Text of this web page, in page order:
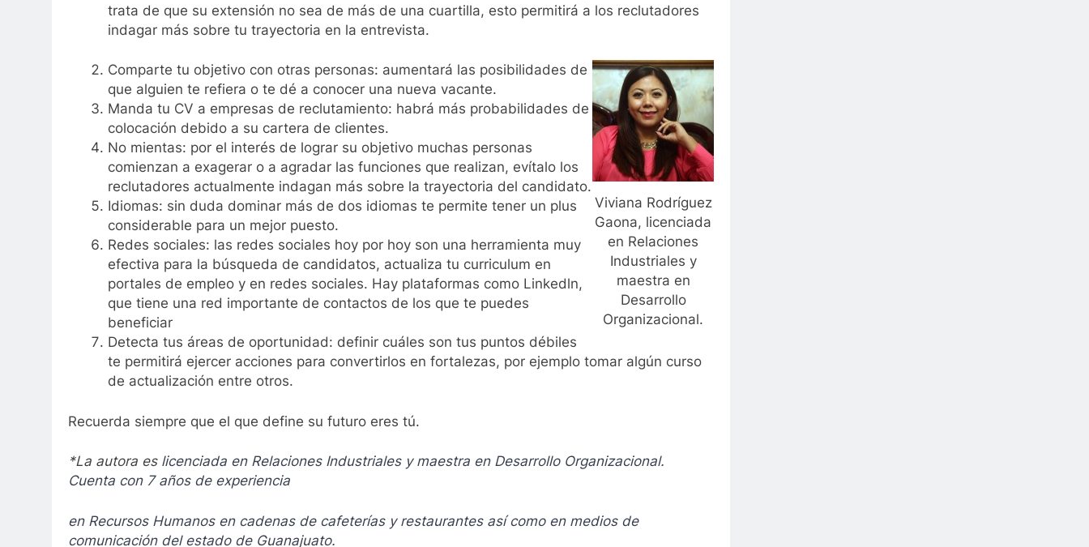
trata de que su extensión no sea de más de una cuartilla, esto permitirá a los reclutadores
indagar más sobre tu trayectoria en la entrevista.
Viviana Rodríguez
Gaona, licenciada
en Relaciones
Industriales y
maestra en
Desarrollo
Organizacional.
Comparte tu objetivo con otras personas: aumentará las posibilidades de
que alguien te refiera o te dé a conocer una nueva vacante.
Manda tu CV a empresas de reclutamiento: habrá más probabilidades de
colocación debido a su cartera de clientes.
No mientas: por el interés de lograr su objetivo muchas personas
comienzan a exagerar o a agradar las funciones que realizan, evítalo los
reclutadores actualmente indagan más sobre la trayectoria del candidato.
Idiomas: sin duda dominar más de dos idiomas te permite tener un plus
considerable para un mejor puesto.
Redes sociales: las redes sociales hoy por hoy son una herramienta muy
efectiva para la búsqueda de candidatos, actualiza tu curriculum en
portales de empleo y en redes sociales. Hay plataformas como Linkedln,
que tiene una red importante de contactos de los que te puedes
beneficiar
Detecta tus áreas de oportunidad: definir cuáles son tus puntos débiles
te permitirá ejercer acciones para convertirlos en fortalezas, por ejemplo tomar algún curso
de actualización entre otros.
Recuerda siempre que el que define su futuro eres tú.
*La autora eslicenciada en Relaciones Industriales y maestra en Desarrollo Organizacional.
Cuenta con 7 años de experiencia
en Recursos Humanos en cadenas de cafeterías y restaurantes así como en medios de
comunicación del estado de Guanajuato.